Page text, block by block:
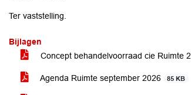
Ter vaststelling.
Bijlagen
Concept behandelvoorraad cie Ruimte
Agenda Ruimte september 2026 85 KB